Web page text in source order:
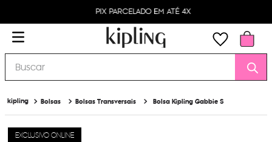
PIX PARCELADO EM ATÉ 4X
Buscar
Bolsas Bolsas Transversais Bolsa Kipling Gabbie S
EXCLUSIVO ONLINE